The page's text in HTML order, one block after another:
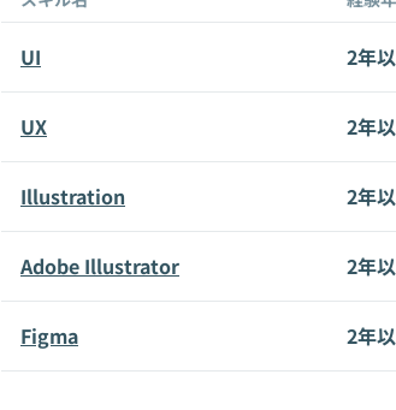
UI 2年
UX 2年
Illustration 2年
Adobe Illustrator 2年
Figma 2年